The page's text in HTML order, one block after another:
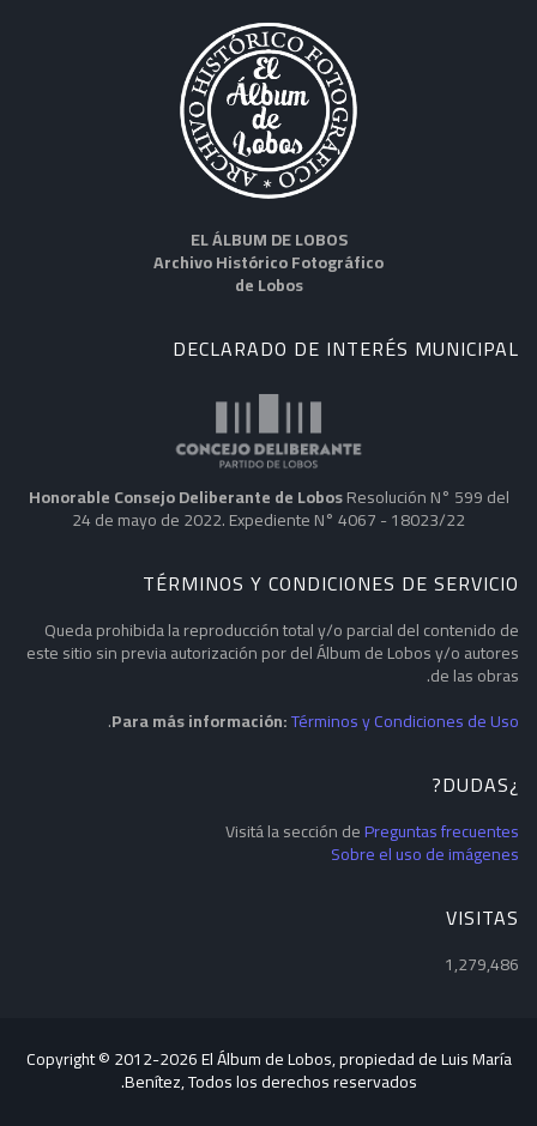
EL ÁLBUM DE LOBOS
Archivo Histórico Fotográfico
de Lobos
DECLARADO DE INTERÉS MUNICIPAL
Honorable Consejo Deliberante de LobosResolución N° 599 del
24 de mayo de 2022. Expediente N° 4067 - 18023/22
TÉRMINOS Y CONDICIONES DE SERVICIO
Queda prohibida la reproducción total y/o parcial del contenido de
este sitio sin previa autorización por del Álbum de Lobos y/o autores
de las obras.
Para más información:Términos y Condiciones de Uso
.
¿DUDAS?
Visitá la sección dePreguntas frecuentes
Sobre el uso de imágenes
VISITAS
1,279,486
Copyright © 2012-2026 El Álbum de Lobos, propiedad de Luis María
Benítez, Todos los derechos reservados.